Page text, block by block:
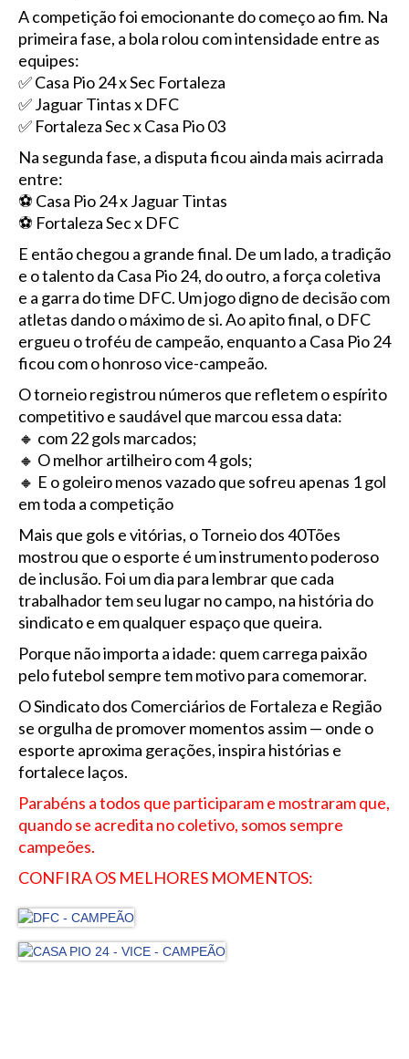
A competição foi emocionante do começo ao fim. Na
primeira fase, a bola rolou com intensidade entre as
equipes:
✅ Casa Pio 24 x Sec Fortaleza
✅ Jaguar Tintas x DFC
✅ Fortaleza Sec x Casa Pio 03
Na segunda fase, a disputa ficou ainda mais acirrada
entre:
⚽ Casa Pio 24 x Jaguar Tintas
⚽ Fortaleza Sec x DFC
E então chegou a grande final. De um lado, a tradição
e o talento da Casa Pio 24, do outro, a força coletiva
e a garra do time DFC. Um jogo digno de decisão com
atletas dando o máximo de si. Ao apito final, o DFC
ergueu o troféu de campeão, enquanto a Casa Pio 24
ficou com o honroso vice-campeão.
O torneio registrou números que refletem o espírito
competitivo e saudável que marcou essa data:
🔸 com 22 gols marcados;
🔸 O melhor artilheiro com 4 gols;
🔸 E o goleiro menos vazado que sofreu apenas 1 gol
em toda a competição
Mais que gols e vitórias, o Torneio dos 40Tões
mostrou que o esporte é um instrumento poderoso
de inclusão. Foi um dia para lembrar que cada
trabalhador tem seu lugar no campo, na história do
sindicato e em qualquer espaço que queira.
Porque não importa a idade: quem carrega paixão
pelo futebol sempre tem motivo para comemorar.
O Sindicato dos Comerciários de Fortaleza e Região
se orgulha de promover momentos assim — onde o
esporte aproxima gerações, inspira histórias e
fortalece laços.
Parabéns a todos que participaram e mostraram que,
quando se acredita no coletivo, somos sempre
campeões.
CONFIRA OS MELHORES MOMENTOS: